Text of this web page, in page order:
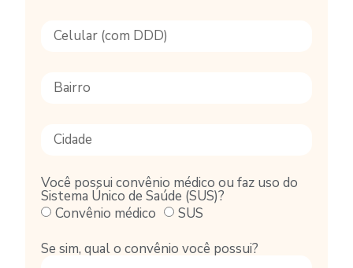
Você possui convênio médico ou faz uso do
Sistema Único de Saúde (SUS)?
Convênio médico
SUS
Se sim, qual o convênio você possui?